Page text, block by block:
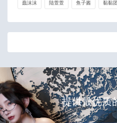
蠢沫沫 陆萱萱 鱼子酱 黏黏
提供最优质